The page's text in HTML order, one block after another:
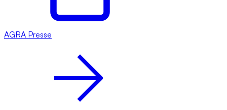
AGRA Presse